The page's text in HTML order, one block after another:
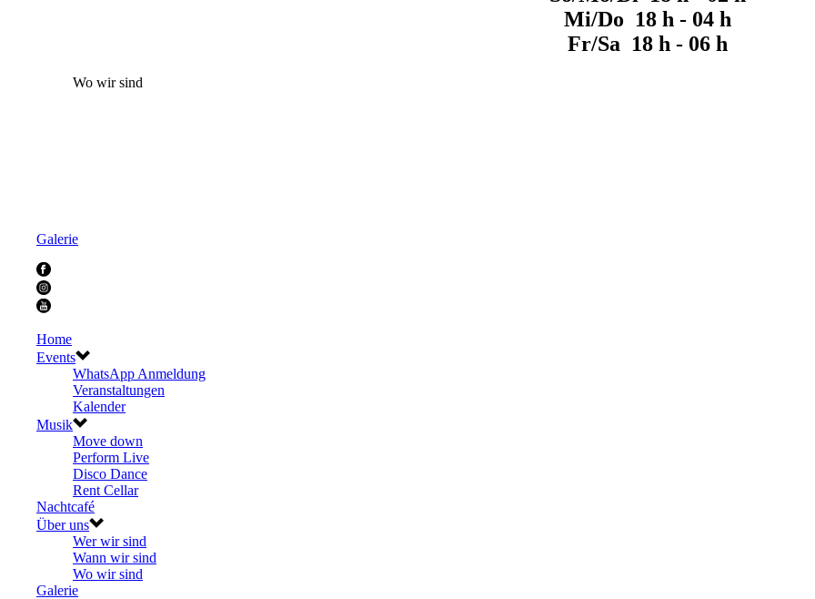
Mi/Do 18 h - 04 h
Fr/Sa 18 h - 06 h
Wo wir sind
Galerie
Home
Events
WhatsApp Anmeldung
Veranstaltungen
Kalender
Musik
Move down
Perform Live
Disco Dance
Rent Cellar
Nachtcafé
Über uns
Wer wir sind
Wann wir sind
Wo wir sind
Galerie